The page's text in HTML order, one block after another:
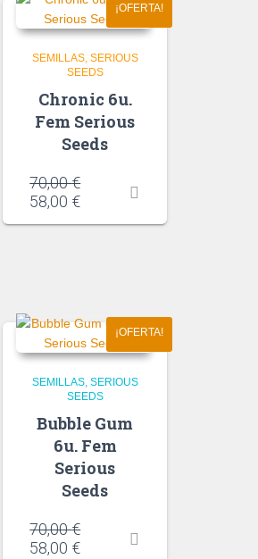
¡OFERTA!
SEMILLAS SERIOUS
SEEDS
Chronic 6u.
Fem Serious
Seeds
70,00€
58,00 €
¡OFERTA!
SEMILLAS SERIOUS
SEEDS
Bubble Gum
6u. Fem
Serious
Seeds
70,00€
58,00 €